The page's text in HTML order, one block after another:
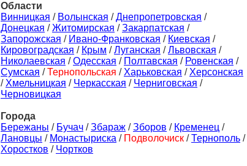
Области
Винницкая / Волынская /Днепропетровская /
Донецкая /Житомирская /Закарпатская /
Запорожская / Ивано-Франковская / Киевская /
Кировоградская / Крым /Луганская /Львовская /
Николаевская /Одесская / Полтавская / Ровенская /
Сумская /Тернопольская / Харьковская / Херсонская
/ Хмельницкая / Черкасская / Черниговская /
Черновицкая
Города
Бережаны / Бучач /Збараж /Зборов / Кременец /
Лановцы / Монастыриска / Подволочиск /Тернополь /
Хоростков / Чортков